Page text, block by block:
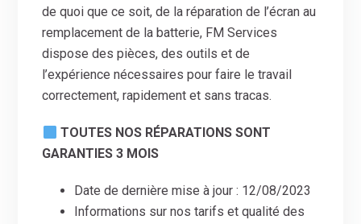
de quoi que ce soit, de la réparation de l’écran au
remplacement de la batterie, FM Services
dispose des pièces, des outils et de
l’expérience nécessaires pour faire le travail
correctement, rapidement et sans tracas.
TOUTES NOS RÉPARATIONS SONT
GARANTIES 3 MOIS
Date de dernière mise à jour : 12/08/2023
Informations sur nos tarifs et qualité des